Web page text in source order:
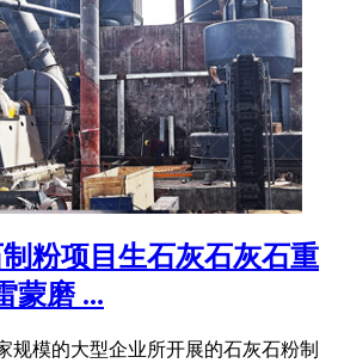
粉项目生石灰石灰石重
蒙磨 ...
规模的大型企业所开展的石灰石粉制